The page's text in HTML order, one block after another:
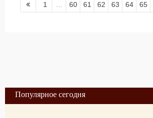
1 60 61 62 63 64 65
Популярное сегодня